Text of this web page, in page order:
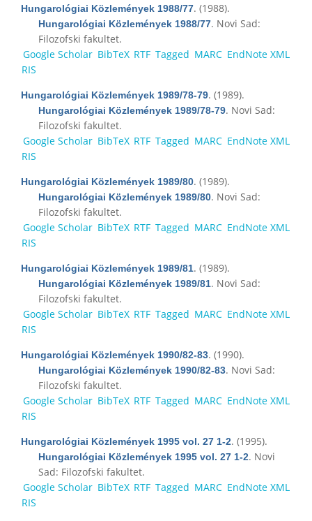
Hungarológiai Közlemények 1988/77. (1988).
Hungarológiai Közlemények 1988/77. Novi Sad:
Filozofski fakultet.
Google Scholar BibTeX RTF Tagged MARC EndNote XML
RIS
Hungarológiai Közlemények 1989/78-79. (1989).
Hungarológiai Közlemények 1989/78-79. Novi Sad:
Filozofski fakultet.
Google Scholar BibTeX RTF Tagged MARC EndNote XML
RIS
Hungarológiai Közlemények 1989/80. (1989).
Hungarológiai Közlemények 1989/80. Novi Sad:
Filozofski fakultet.
Google Scholar BibTeX RTF Tagged MARC EndNote XML
RIS
Hungarológiai Közlemények 1989/81. (1989).
Hungarológiai Közlemények 1989/81. Novi Sad:
Filozofski fakultet.
Google Scholar BibTeX RTF Tagged MARC EndNote XML
RIS
Hungarológiai Közlemények 1990/82-83. (1990).
Hungarológiai Közlemények 1990/82-83. Novi Sad:
Filozofski fakultet.
Google Scholar BibTeX RTF Tagged MARC EndNote XML
RIS
Hungarológiai Közlemények 1995 vol. 27 1-2. (1995).
Hungarológiai Közlemények 1995 vol. 27 1-2. Novi
Sad: Filozofski fakultet.
Google Scholar BibTeX RTF Tagged MARC EndNote XML
RIS